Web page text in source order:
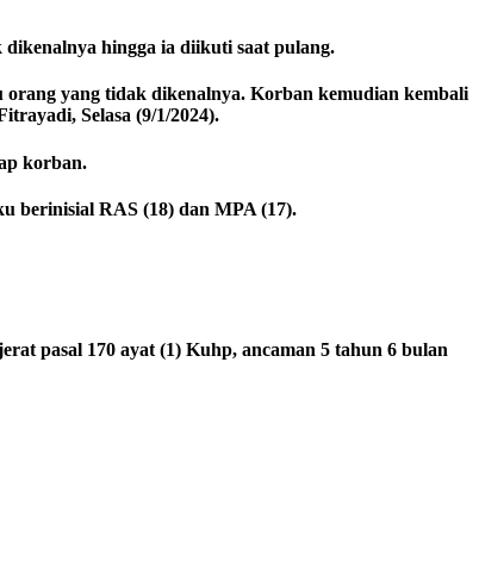
hingga ia diikuti saat pulang.
yang tidak dikenalnya. Korban kemudian kembali
Selasa (9/1/2024).
korban.
berinisial RAS (18) dan MPA (17).
pasal 170 ayat (1) Kuhp, ancaman 5 tahun 6 bulan